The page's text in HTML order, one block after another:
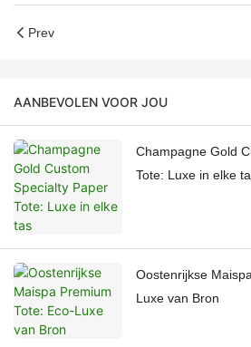
Prev
AANBEVOLEN VOOR JOU
Champagne Gold
Tote: Luxe in elke
Oostenrijkse
Luxe van Bron